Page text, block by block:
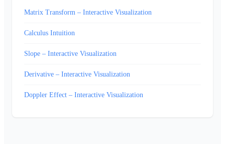
Matrix Transform – Interactive Visualization
Calculus Intuition
Slope – Interactive Visualization
Derivative – Interactive Visualization
Doppler Effect – Interactive Visualization